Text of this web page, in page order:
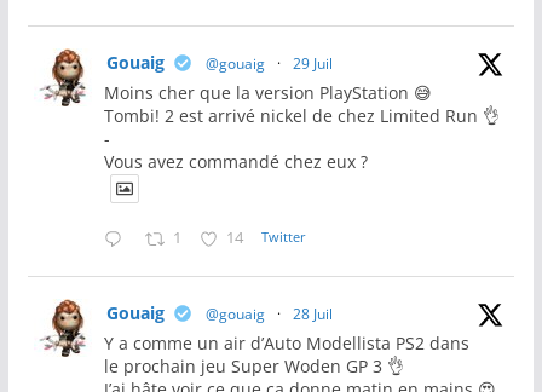
Gouaig @gouaig · 29 Juil
Moins cher que la version PlayStation 😅
Tombi! 2 est arrivé nickel de chez Limited Run 👌
-
Vous avez commandé chez eux ?
1 14 Twitter
Gouaig @gouaig · 28 Juil
Y a comme un air d’Auto Modellista PS2 dans
le prochain jeu Super Woden GP 3 👌